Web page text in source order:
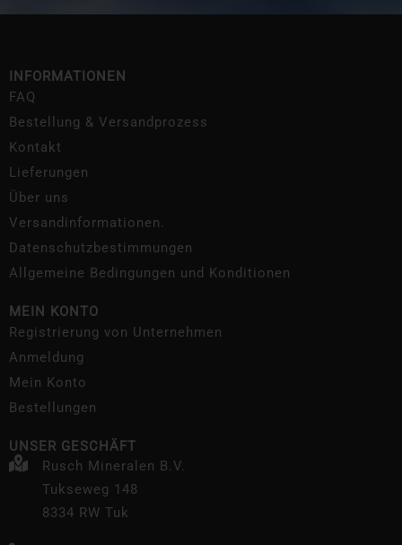
INFORMATIONEN
FAQ
Bestellung & Versandprozess
Kontakt
Lieferungen
Über uns
Versandinformationen.
Datenschutzbestimmungen
Allgemeine Bedingungen und Konditionen
MEIN KONTO
Registrierung von Unternehmen
Anmeldung
Mein Konto
Bestellungen
UNSER GESCHÄFT
Rusch Mineralen B.V.
Tukseweg 148
8334 RW Tuk